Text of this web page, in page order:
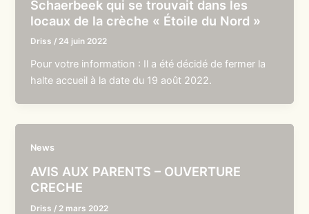
Schaerbeek qui se trouvait dans les
locaux de la crèche « Étoile du Nord »
Driss / 24 juin 2022
Pour votre information : Il a été décidé de fermer la
halte accueil à la date du 19 août 2022.
News
AVIS AUX PARENTS – OUVERTURE
CRECHE
Driss / 2 mars 2022